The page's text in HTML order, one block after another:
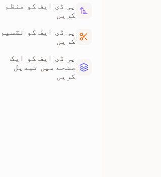
پی ڈی ایف کو منظم
کریں
پی ڈی ایف کو تقسیم
کریں
پی ڈی ایف کو ایک
صفحے میں تبدیل
کریں